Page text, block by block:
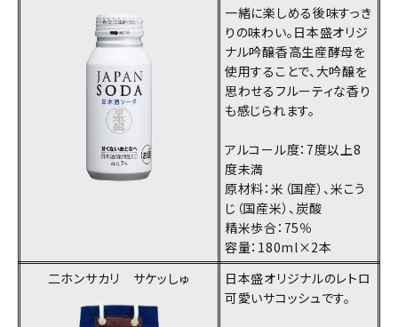
一緒に楽しめる後味すっき
りの味わい。日本盛オリジ
ナル吟醸香高生産酵母を
使用することで、大吟醸を
思わせるフルーティな香り
も感じられます。
アルコール度：7度以上8
度未満
原材料：米（国産）、米こう
じ（国産米）、炭酸
精米歩合：75％
容量：180ml×2本
二ホンサカリ サケッしゅ
日本盛オリジナルのレトロ
可愛いサコッシュです。